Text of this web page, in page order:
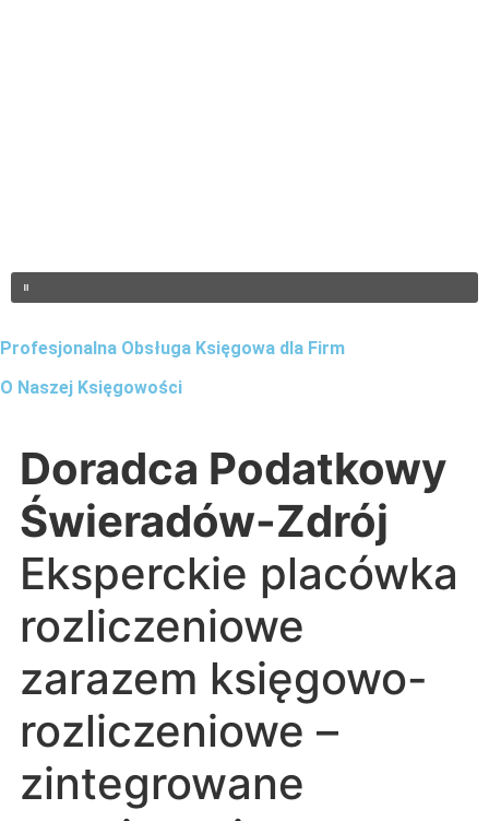
Profesjonalna Obsługa Księgowa dla Firm
O Naszej Księgowości
Doradca Podatkowy
Świeradów-Zdrój
Eksperckie placówka
rozliczeniowe
zarazem księgowo-
rozliczeniowe –
zintegrowane